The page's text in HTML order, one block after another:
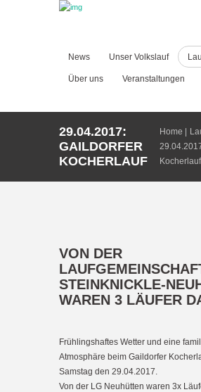
News Unser Volkslauf
Über uns Veranstaltungen
29.04.2017:
GAILDORFER
KOCHERLAUF
Home
Kocherlauf
VON DER
STEINKNICKLE-
WAREN 3 LÄUFER
Frühlingshaftes Wetter und eine
Atmosphäre beim Gaildorfer
Samstag den 29.04.2017.
Von der LG Neuhütten waren 3x